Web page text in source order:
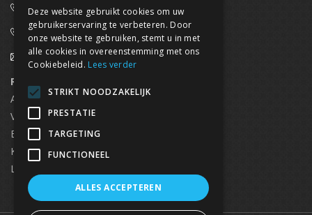
0800/61 667 (24/7 bereikbaar)
03/369.60.29
info@waterdicht-vochtbestrijding.be
Regionaal contact
Antwerpen
03/369.60.29
Vlaams Brabant & Brussel
Brugge
Kortrijk
Limburg
Deze website gebruikt cookies om uw
gebruikerservaring te verbeteren. Door
onze website te gebruiken, stemt u in met
alle cookies in overeenstemming met ons
Cookiebeleid. Lees verder
STRIKT NOODZAKELIJK
PRESTATIE
TARGETING
FUNCTIONEEL
ALLES ACCEPTEREN